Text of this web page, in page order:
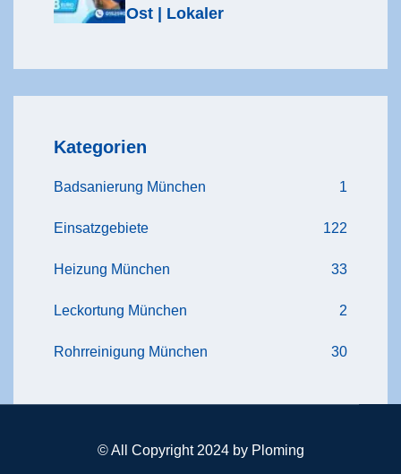
Ost | Lokaler
Kategorien
Badsanierung München 1
Einsatzgebiete 122
Heizung München 33
Leckortung München 2
Rohrreinigung München 30
© All Copyright 2024 by Ploming